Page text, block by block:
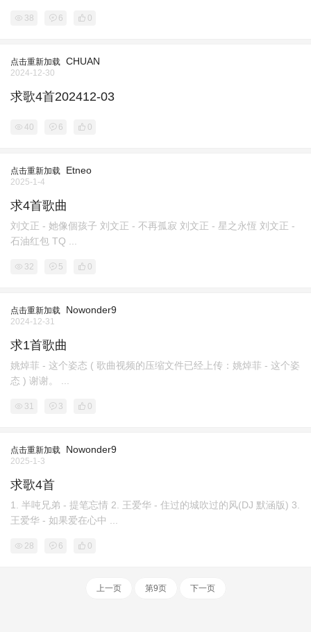
38 6 0
点击重新加载 CHUAN
2024-12-30
求歌4首202412-03
40 6 0
点击重新加载 Etneo
2025-1-4
求4首歌曲
刘文正 - 她像個孩子 刘文正 - 不再孤寂 刘文正 - 星之永恆 刘文正 -
石油红包 TQ ...
32 5 0
点击重新加载 Nowonder9
2024-12-31
求1首歌曲
姚焯菲 - 这个姿态 ( 歌曲视频的压缩文件已经上传：姚焯菲 - 这个姿
态 ) 谢谢。 ...
31 3 0
点击重新加载 Nowonder9
2025-1-3
求歌4首
1. 半吨兄弟 - 提笔忘情 2. 王爱华 - 住过的城吹过的风(DJ 默涵版) 3.
王爱华 - 如果爱在心中 ...
28 6 0
上一页 第9页 下一页